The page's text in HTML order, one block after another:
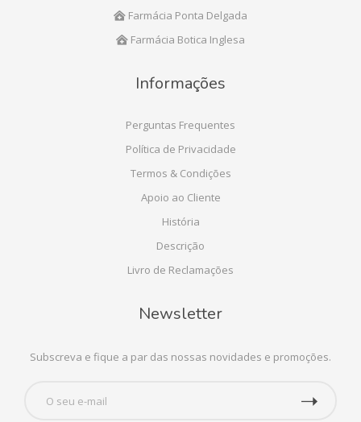
Farmácia Ponta Delgada
Farmácia Botica Inglesa
Informações
Perguntas Frequentes
Política de Privacidade
Termos & Condições
Apoio ao Cliente
História
Descrição
Livro de Reclamações
Newsletter
Subscreva e fique a par das nossas novidades e promoções.